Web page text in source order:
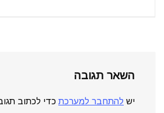
השאר תגובה
יש להתחבר למערכת כדי לכתוב